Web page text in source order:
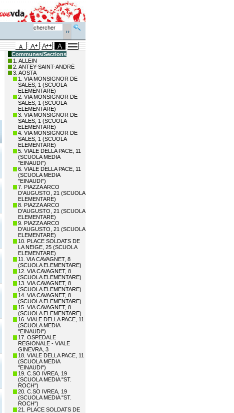
Communes/Sections
1. ALLEIN
2. ANTEY-SAINT-ANDRÉ
3. AOSTA
1. VIA MONSIGNOR DE
SALES, 1 (SCUOLA
ELEMENTARE)
2. VIA MONSIGNOR DE
SALES, 1 (SCUOLA
ELEMENTARE)
3. VIA MONSIGNOR DE
SALES, 1 (SCUOLA
ELEMENTARE)
4. VIA MONSIGNOR DE
SALES, 1 (SCUOLA
ELEMENTARE)
5. VIALE DELLA PACE, 11
(SCUOLA MEDIA
"EINAUDI")
6. VIALE DELLA PACE, 11
(SCUOLA MEDIA
"EINAUDI")
7. PIAZZA ARCO
D'AUGUSTO, 21 (SCUOLA
ELEMENTARE)
8. PIAZZA ARCO
D'AUGUSTO, 21 (SCUOLA
ELEMENTARE)
9. PIAZZA ARCO
D'AUGUSTO, 21 (SCUOLA
ELEMENTARE)
10. PLACE SOLDATS DE
LA NEIGE, 25 (SCUOLA
ELEMENTARE)
11. VIA CAVAGNET, 8
(SCUOLA ELEMENTARE)
12. VIA CAVAGNET, 8
(SCUOLA ELEMENTARE)
13. VIA CAVAGNET, 8
(SCUOLA ELEMENTARE)
14. VIA CAVAGNET, 8
(SCUOLA ELEMENTARE)
15. VIA CAVAGNET, 8
(SCUOLA ELEMENTARE)
16. VIALE DELLA PACE, 11
(SCUOLA MEDIA
"EINAUDI")
17. OSPEDALE
REGIONALE - VIALE
GINEVRA, 3
18. VIALE DELLA PACE, 11
(SCUOLA MEDIA
"EINAUDI")
19. C.SO IVREA, 19
(SCUOLA MEDIA "ST.
ROCH")
20. C.SO IVREA, 19
(SCUOLA MEDIA "ST.
ROCH")
21. PLACE SOLDATS DE